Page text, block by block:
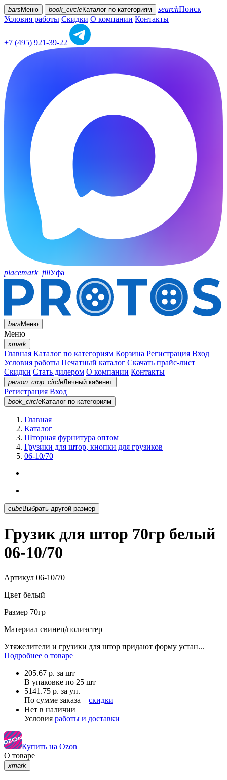
bars Меню book_circleКаталог по категориям searchПоиск
Условия работы Скидки О компании Контакты
+7 (495) 921-39-22
placemark_fillУфа
barsМеню
Меню
xmark
Главная Каталог по категориям Корзина Регистрация Вход
Условия работы Печатный каталог Скачать прайс-лист
Скидки Стать дилером О компании Контакты
person_crop_circleЛичный кабинет
Регистрация Вход
book_circleКаталог по категориям
Главная
Каталог
Шторная фурнитура оптом
Грузики для штор, кнопки для грузиков
06-10/70
cubeВыбрать другой размер
Грузик для штор 70гр белый
06-10/70
Артикул 06-10/70
Цвет белый
Размер 70гр
Материал свинец/полиэстер
Утяжелители и грузики для штор придают форму устан...
Подробнее о товаре
205.67 р. за шт
В упаковке по 25 шт
5141.75 р. за уп.
По сумме заказа – скидки
Нет в наличии
Условия работы и доставки
Купить на Ozon
О товаре
xmark